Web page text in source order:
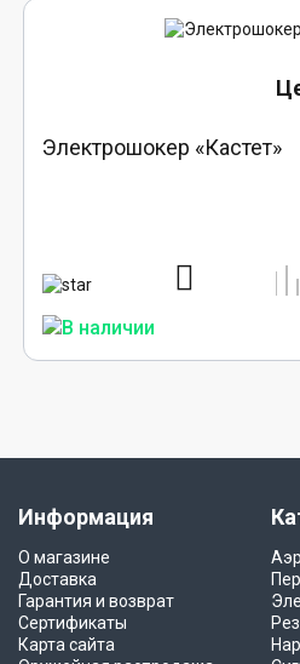
Электрошокер «Кастет»
Информация
О магазине
Доставка
Гарантия и возврат
Сертификаты
Карта сайта